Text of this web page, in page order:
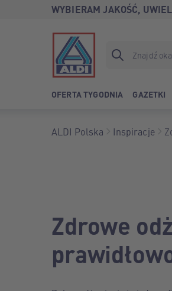
WYBIERAM JAKOŚĆ,
OFERTA TYGODNIA GAZETKI
ALDI Polska Inspiracje
Zdrowe